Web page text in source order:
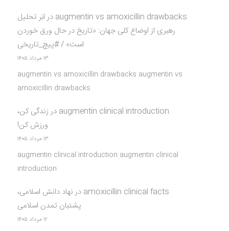
augmentin vs amoxicillin drawbacks در ابَر تحلیل
رهبری از اوضاع کلی جهان: «تاریخ در حال ورق خوردن
است» / #پیچ_تاریخی
۱۳ مرداد ۱۴۰۵
augmentin vs amoxicillin drawbacks augmentin vs
amoxicillin drawbacks
augmentin clinical introduction در زندگی کن،
ورزش کن!
۱۳ مرداد ۱۴۰۵
augmentin clinical introduction augmentin clinical
introduction
amoxicillin clinical facts درنهاد دانش اسلامی،
پشتبان تمدن اسلامی
۱۲ مرداد ۱۴۰۵